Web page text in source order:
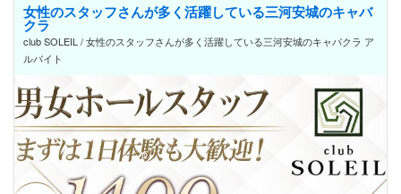
女性のスタッフさんが多く活躍している三河安城のキャバ
クラ
club SOLEIL / 女性のスタッフさんが多く活躍している三河安城のキャバクラ ア
ルバイト